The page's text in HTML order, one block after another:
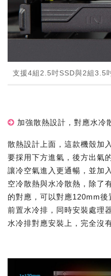
支援4組2.5吋SSD與2組3.5
加強散熱設計，對應水冷
散熱設計上面，這款機殼加
要採用下方進氣，後方出氣
讓冷空氣進入更通暢，並加
空冷散熱與水冷散熱，除了
的對應，可以對應120mm
前置水冷排，同時安裝處理
水冷排對應安裝上，完全沒